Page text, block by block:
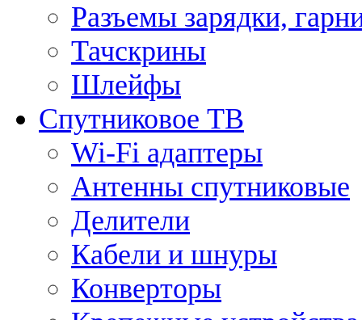
Разъемы зарядки,
Тачскрины
Шлейфы
Спутниковое ТВ
Wi-Fi адаптеры
Антенны спутниковые
Делители
Кабели и шнуры
Конверторы